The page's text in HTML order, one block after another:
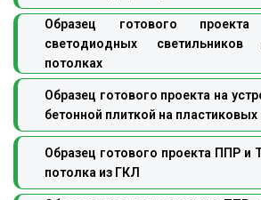
Образец готового
светодиодных
потолках
Образец готового проекта на
бетонной плиткой на пластиковых
Образец готового проекта ППР и
потолка из ГКЛ